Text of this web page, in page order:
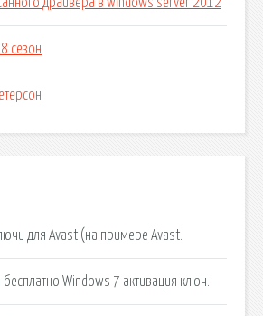
драйвера в windows server 2012
сезон
для Avast (на примере Avast.
Windows 7 активация ключ.